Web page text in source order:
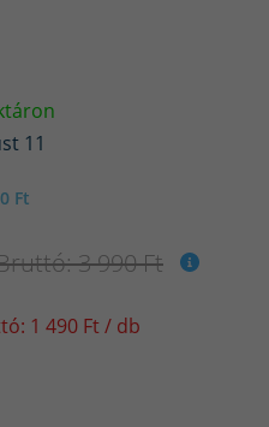
11
Ft
3 990 Ft
1 490 Ft / db